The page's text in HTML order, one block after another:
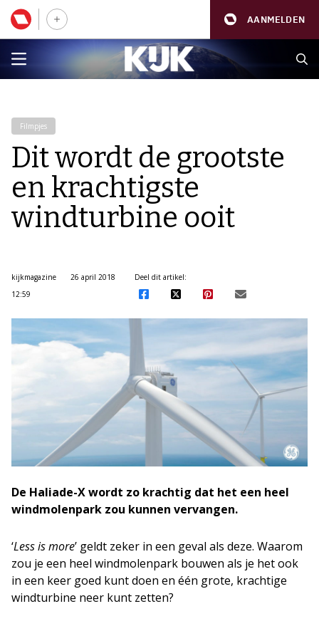
AANMELDEN
Filmpjes
Dit wordt de grootste
en krachtigste
windturbine ooit
kijkmagazine
26 april 2018
12:59
Deel dit artikel:
De Haliade-X wordt zo krachtig dat het een heel
windmolenpark zou kunnen vervangen.
‘Less is more’ geldt zeker in een geval als deze. Waarom
zou je een heel windmolenpark bouwen als je het ook
in een keer goed kunt doen en één grote, krachtige
windturbine neer kunt zetten?